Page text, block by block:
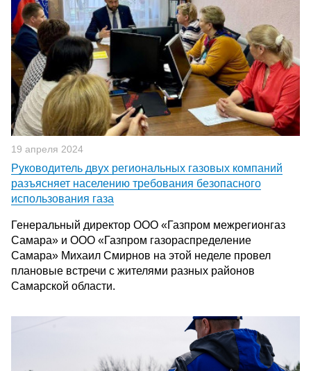
19 апреля 2024
Руководитель двух региональных газовых компаний
разъясняет населению требования безопасного
использования газа
Генеральный директор ООО «Газпром межрегионгаз
Самара» и ООО «Газпром газораспределение
Самара» Михаил Смирнов на этой неделе провел
плановые встречи с жителями разных районов
Самарской области.